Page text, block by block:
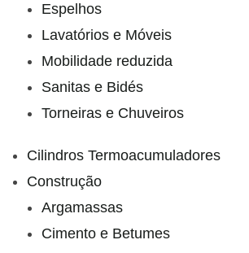
Espelhos
Lavatórios e Móveis
Mobilidade reduzida
Sanitas e Bidés
Torneiras e Chuveiros
Cilindros Termoacumuladores
Construção
Argamassas
Cimento e Betumes